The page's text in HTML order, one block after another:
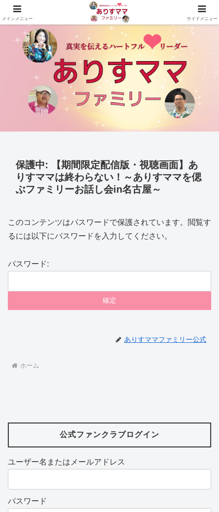
真実を伝えるハートフルリーダーありすママファミリーの公式サイト
保護中: 【期間限定配信版・視聴画面】あ
りすママは終わらない！～ありすママを偲
ぶファミリーお話し会in名古屋～
このコンテンツはパスワードで保護されています。閲覧す
るには以下にパスワードを入力してください。
パスワード:
ありすママファミリー公式
ホーム
公式ファンクラブログイン
ユーザー名またはメールアドレス
パスワード
メインメニュー サイドメニュー